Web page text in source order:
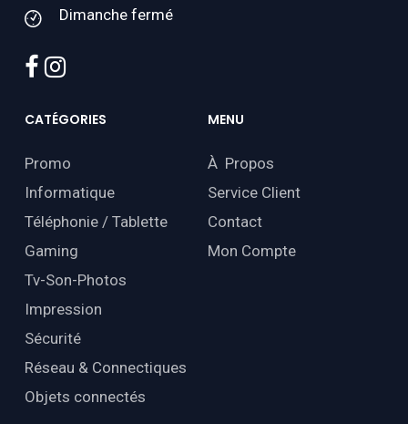
Dimanche fermé
facebook
instagram
CATÉGORIES
Promo
Informatique
Téléphonie / Tablette
Gaming
Tv-Son-Photos
Impression
Sécurité
Réseau & Connectiques
Objets connectés
MENU
À Propos
Service Client
Contact
Mon Compte